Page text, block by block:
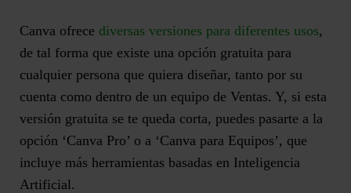
Canva ofrece diversas versiones para diferentes usos,
de tal forma que existe una opción gratuita para
cualquier persona que quiera diseñar, tanto por su
cuenta como dentro de un equipo de Ventas. Y, si esta
versión gratuita se te queda corta, puedes pasarte a la
opción ‘Canva Pro’ o a ‘Canva para Equipos’, que
incluye más herramientas basadas en Inteligencia
Artificial.